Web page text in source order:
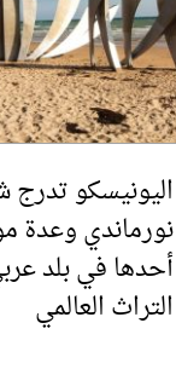
اليونيسكو
نورماندي وعدة
أحدها في بلد
التراث العالمي